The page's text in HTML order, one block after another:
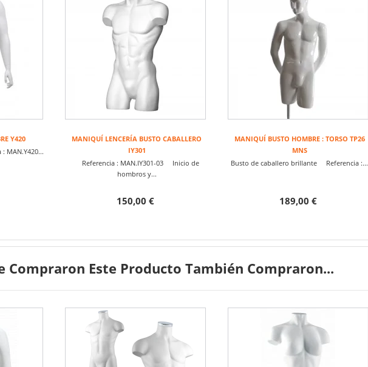
Y420
MAN.Y420...
MANIQUÍ LENCERÍA BUSTO CABALLERO
IY301
Referencia : MAN.IY301-03 Inicio de
hombros y...
150,00 €
MANIQUÍ BUSTO HOMBRE : TORSO TP26
MNS
Busto de caballero brillante Referencia :...
189,00 €
Compraron Este Producto También Compraron...